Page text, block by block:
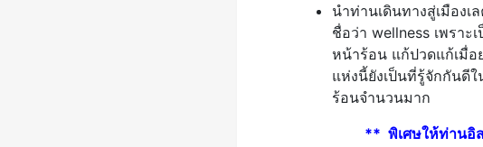
นำท่านเดินทางสู่เมือง
ชื่อว่า wellness เพรา
หน้าร้อน แก้ปวดแก้เมื่อ
แห่งนี้ยังเป็นที่รู้จักกันดี
ร้อนจำนวนมาก
** พิเศษให้ท่านอิ